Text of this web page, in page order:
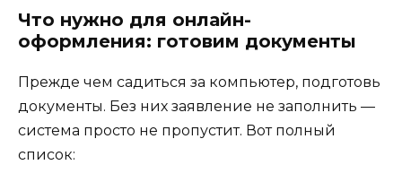
Что нужно для онлайн-
оформления: готовим документы
Прежде чем садиться за компьютер, подготовь
документы. Без них заявление не заполнить —
система просто не пропустит. Вот полный
список: